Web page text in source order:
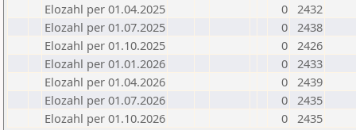
Elozahl per 01.04.2025
0 2432
Elozahl per 01.07.2025
0 2438
Elozahl per 01.10.2025
0 2426
Elozahl per 01.01.2026
0 2433
Elozahl per 01.04.2026
0 2439
Elozahl per 01.07.2026
0 2435
Elozahl per 01.10.2026
0 2435